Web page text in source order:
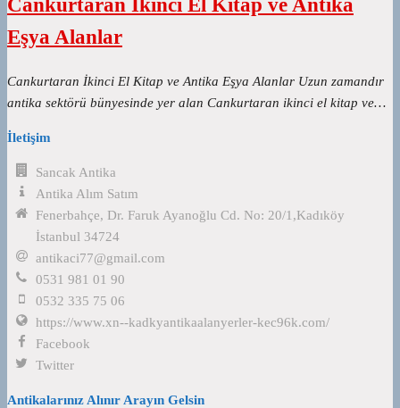
Cankurtaran İkinci El Kitap ve Antika
Eşya Alanlar
Cankurtaran İkinci El Kitap ve Antika Eşya Alanlar Uzun zamandır
antika sektörü bünyesinde yer alan Cankurtaran ikinci el kitap ve…
İletişim
Sancak Antika
Antika Alım Satım
Fenerbahçe, Dr. Faruk Ayanoğlu Cd. No: 20/1,Kadıköy
İstanbul 34724
antikaci77@gmail.com
0531 981 01 90
0532 335 75 06
https://www.xn--kadkyantikaalanyerler-kec96k.com/
Facebook
Twitter
Antikalarınız Alınır Arayın Gelsin